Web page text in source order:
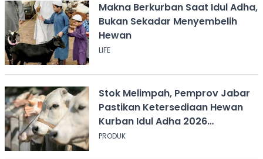
Makna Berkurban Saat Idul Adha,
Bukan Sekadar Menyembelih
Hewan
LIFE
Stok Melimpah, Pemprov Jabar
Pastikan Ketersediaan Hewan
Kurban Idul Adha 2026
Mencukupi
PRODUK